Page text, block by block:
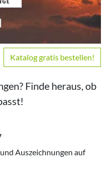
Katalog gratis bestellen!
Finde heraus, ob
Auszeichnungen auf